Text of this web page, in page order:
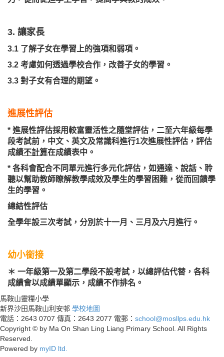
3. 讓家長
3.1 了解子女在學習上的強項和弱項。
3.2 考慮如何透過學校合作，改善子女的學習。
3.3 對子女有合理的期望。
進展性評估
* 進展性評估採用較富靈活性之隨堂評估，二至六年級每學
段考試前，中文、英文及常識科進行1次進展性評估，評估
成績不計算在成績表中。
* 各科會配合不同單元進行多元化評估，如通達、說話、聆
聽以幫助教師瞭解教學成效及學生的學習困難，從而回饋學
生的學習。
總結性評估
全學年設三次考試，分別於十一月、三月及六月進行。
幼小銜接
＊ 一年級第一及第二學段不設考試，以總評估代替，各科
成績會以成績單顯示，成績不作排名。
馬鞍山靈糧小學
新界沙田馬鞍山利安邨 學校地圖
電話：2643 0707 傳真：2643 2077 電郵： school@mosllps.edu.hk
Copyright © by Ma On Shan Ling Liang Primary School. All Rights
Reserved.
Powered by myID ltd.